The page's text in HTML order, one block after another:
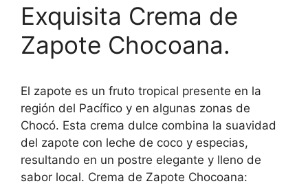
Exquisita Crema de
Zapote Chocoana.
El zapote es un fruto tropical presente en la
región del Pacífico y en algunas zonas de
Chocó. Esta crema dulce combina la suavidad
del zapote con leche de coco y especias,
resultando en un postre elegante y lleno de
sabor local. Crema de Zapote Chocoana: